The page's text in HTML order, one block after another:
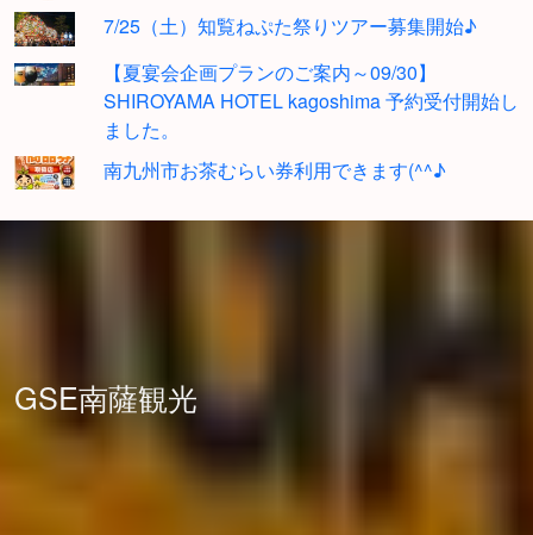
7/25（土）知覧ねぷた祭りツアー募集開始♪
【夏宴会企画プランのご案内～09/30】
SHIROYAMA HOTEL kagoshima 予約受付開始し
ました。
南九州市お茶むらい券利用できます(^^♪
GSE南薩観光